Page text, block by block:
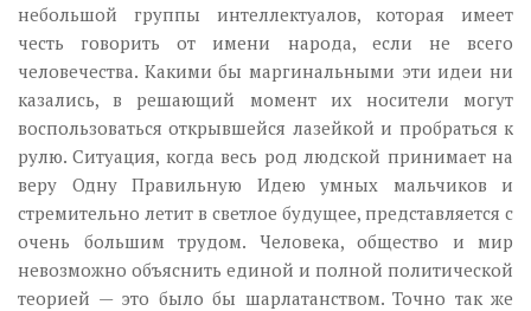
небольшой группы интеллектуалов, которая имеет
честь говорить от имени народа, если не всего
человечества. Какими бы маргинальными эти идеи ни
казались, в решающий момент их носители могут
воспользоваться открывшейся лазейкой и пробраться к
рулю. Ситуация, когда весь род людской принимает на
веру Одну Правильную Идею умных мальчиков и
стремительно летит в светлое будущее, представляется с
очень большим трудом. Человека, общество и мир
невозможно объяснить единой и полной политической
теорией — это было бы шарлатанством. Точно так же